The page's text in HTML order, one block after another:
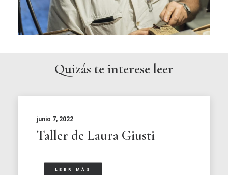
Quizás te interese leer
junio 7, 2022
Taller de Laura Giusti
LEER MÁS